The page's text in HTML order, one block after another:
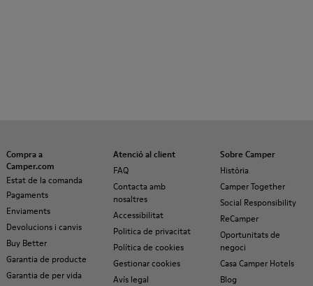
Compra a
Camper.com
Estat de la comanda
Pagaments
Enviaments
Devolucions i canvis
Buy Better
Garantia de producte
Garantia de per vida
Atenció al client
FAQ
Contacta amb
nosaltres
Accessibilitat
Politica de privacitat
Política de cookies
Gestionar cookies
Avís legal
Sobre Camper
Història
Camper Together
Social Responsibility
ReCamper
Oportunitats de
negoci
Casa Camper Hotels
Blog